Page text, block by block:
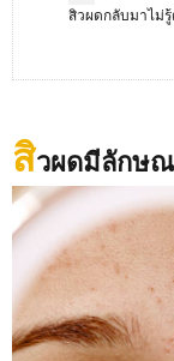
สิวผดกลับมาไม่
สิวผดมีลักษณ